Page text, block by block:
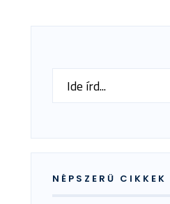
Search
NÉPSZERŰ CIKKEK